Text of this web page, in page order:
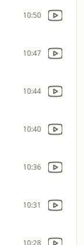
10:50
10:47
10:44
10:40
10:36
10:31
10:28